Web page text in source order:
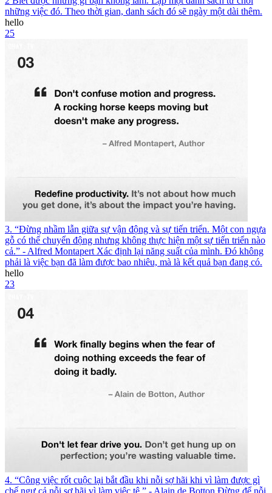
những việc đó. Theo thời gian, danh sách đó sẽ ngày một dài thêm.
hello
25
3. “Đừng nhầm lẫn giữa sự vận động và sự tiến triển. Một con ngựa
gỗ có thể chuyển động nhưng không thực hiện một sự tiến triển nào
cả.” - Alfred Montapert Xác định lại năng suất của mình. Đó không
phải là việc bạn đã làm được bao nhiêu, mà là kết quả bạn đang có.
hello
23
4. “Công việc rốt cuộc lại bắt đầu khi nỗi sợ hãi khi vì làm được gì
chế ngự cả nỗi sợ hãi vì làm việc tệ.” - Alain de Botton Đừng để nỗi